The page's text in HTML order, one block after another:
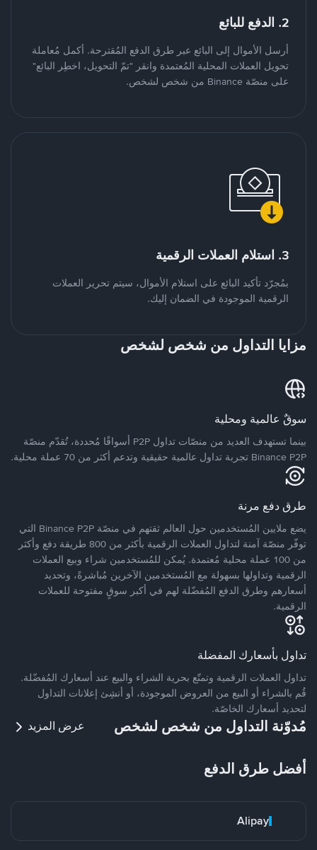
2. الدفع للبائع
أرسل الأموال إلى البائع عبر طرق الدفع المُقترحة. أكمل مُعاملة
تحويل العملات المحلية المُعتمدة وانقر "تمّ التحويل، اخطِر البائع"
على منصّة Binance من شخص لشخص.
3. استلام العملات الرقمية
بمُجرّد تأكيد البائع على استلام الأموال، سيتم تحرير العملات
الرقمية الموجودة في الضمان إليك.
مزايا التداول من شخص لشخص
سوقٌ عالمية ومحلية
بينما تستهدف العديد من منصّات تداول P2P أسواقًا مُحددة، تُقدّم منصّة
Binance P2P تجربة تداول عالمية حقيقية وتدعم أكثر من 70 عملة محلية.
طرق دفع مرنة
يضع ملايين المُستخدمين حول العالم ثقتهم في منصّة Binance P2P التي
توفّر منصّة آمنة لتداول العملات الرقمية بأكثر من 800 طريقة دفع وأكثر
من 100 عملة محلية مُعتمدة. يُمكن للمُستخدمين شراء وبيع العملات
الرقمية وتداولها بسهولة مع المُستخدمين الآخرين مُباشرةً، وتحديد
أسعارهم وطرق الدفع المُفضّلة لهم في أكبر سوقٍ مفتوحة للعملات
الرقمية.
تداول بأسعارك المفضلة
تداول العملات الرقمية وتمتّع بحرية الشراء والبيع عند أسعارك المُفضّلة.
قُم بالشراء أو البيع من العروض الموجودة، أو أنشِئ إعلانات التداول
لتحديد أسعارك الخاصّة.
مُدوّنة التداول من شخص لشخص عرض المزيد
أفضل طرق الدفع
Alipay